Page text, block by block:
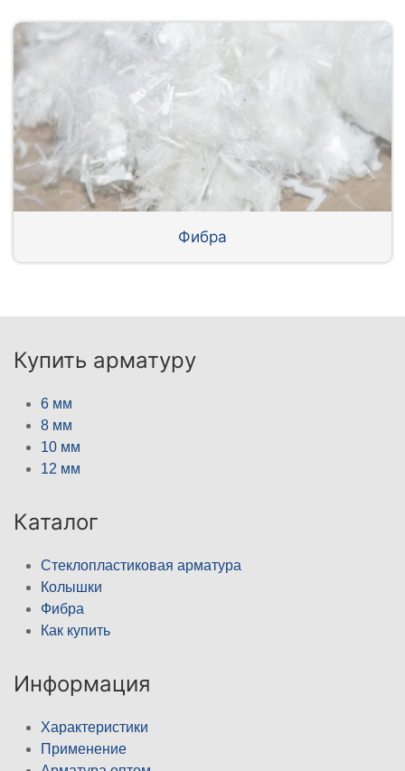
Фибра
Купить арматуру
6 мм
8 мм
10 мм
12 мм
Каталог
Стеклопластиковая арматура
Колышки
Фибра
Как купить
Информация
Характеристики
Применение